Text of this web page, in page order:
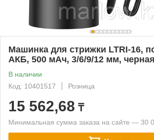
Машинка для стрижки LTRI-16,
АКБ, 500 мАч, 3/6/9/12 мм, черная
В наличии
Код: 10401517
Розница
15 562,68 ₸
Минимальная сумма заказа на сайте — 30